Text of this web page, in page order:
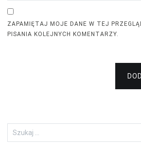
ZAPAMIĘTAJ MOJE DANE W TEJ
PISANIA KOLEJNYCH KOMENTARZY.
Szukaj: